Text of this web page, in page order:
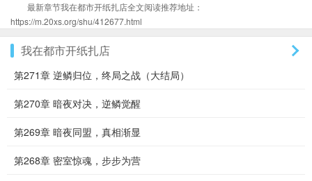
最新章节我在都市开纸扎店全文阅读推荐地址：
https://m.20xs.org/shu/412677.html
我在都市开纸扎店
第271章 逆鳞归位，终局之战（大结局）
第270章 暗夜对决，逆鳞觉醒
第269章 暗夜同盟，真相渐显
第268章 密室惊魂，步步为营